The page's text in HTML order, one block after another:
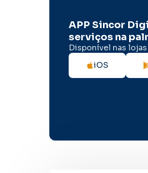
APP Sincor
serviços na
Disponível nas lojas
iOS